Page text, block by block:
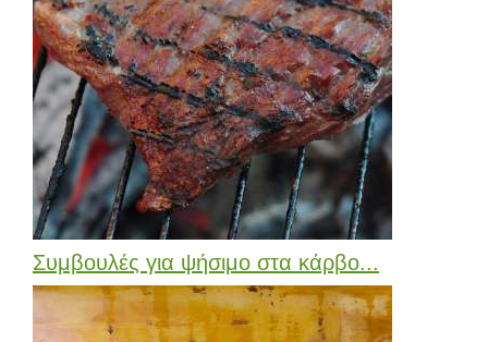
Συμβουλές για ψήσιμο στα κάρβο...